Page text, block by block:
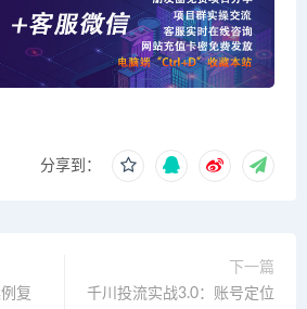
分享到：
复
下一篇
千川投流实战3.0：账号定位